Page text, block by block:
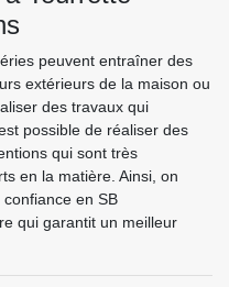
peuvent entraîner des
extérieurs de la maison ou
des travaux qui
possible de réaliser des
qui sont très
en la matière. Ainsi, on
en SB
qui garantit un meilleur